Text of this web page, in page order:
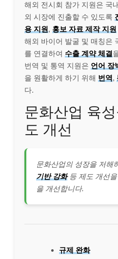
해외 전시회 참가 지원은 국
외 시장에 진출할 수 있도록
용 지원, 홍보 자료 제작 지원
해외 바이어 발굴 및 매칭은
를 연결하여 수출 계약 체결
번역 및 통역 지원은 언어 장
을 원활하게 하기 위해 번역,
다.
문화산업 육
도 개선
문화산업의 성장을 저해
기반 강화등 제도 개선
을 개선합니다.
규제 완화